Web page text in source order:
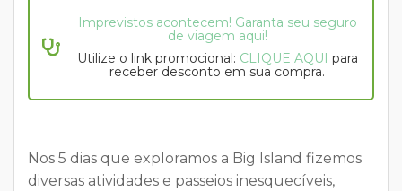
Imprevistos acontecem! Garanta seu seguro
de viagem aqui!
Utilize o link promocional: CLIQUE AQUI para
receber desconto em sua compra.
Nos 5 dias que exploramos a Big Island fizemos
diversas atividades e passeios inesquecíveis,